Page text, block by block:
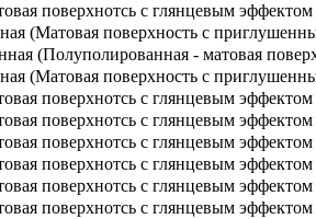
поверхнотсь с глянцевым эффектом
(Матовая поверхность с
(Полуполированная - матовая
(Матовая поверхность с
поверхнотсь с глянцевым эффектом
поверхнотсь с глянцевым эффектом
поверхнотсь с глянцевым эффектом
поверхнотсь с глянцевым эффектом
поверхнотсь с глянцевым эффектом
поверхнотсь с глянцевым эффектом